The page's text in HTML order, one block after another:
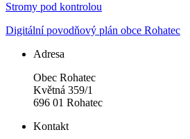
Stromy pod kontrolou
Digitální povodňový plán obce Rohatec
Adresa
Obec Rohatec
Květná 359/1
696 01 Rohatec
Kontakt